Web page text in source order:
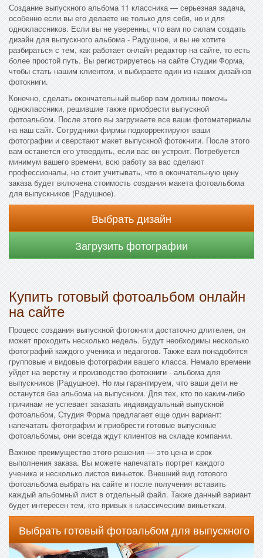
Создание выпускного альбома 11 классника — серьезная задача,
особенно если вы его делаете не только для себя, но и для
одноклассников. Если вы не уверенны, что вам по силам создать
дизайн для выпускного альбома - Радушное, и вы не хотите
разбираться с тем, как работает онлайн редактор на сайте, то есть
более простой путь. Вы регистрируетесь на сайте Студии Форма,
чтобы стать нашим клиентом, и выбираете один из наших дизайнов
фотокниги.
Конечно, сделать окончательный выбор вам должны помочь
одноклассники, решившие также приобрести выпускной
фотоальбом. После этого вы загружаете все ваши фотоматериалы
на наш сайт. Сотрудники фирмы подкорректируют ваши
фотографии и сверстают макет выпускной фотокниги. После этого
вам останется его утвердить, если вас он устроит. Потребуется
минимум вашего времени, всю работу за вас сделают
профессионалы, но стоит учитывать, что в окончательную цену
заказа будет включена стоимость создания макета фотоальбома
для выпускников (Радушное).
Выбрать дизайн
Загрузить фотографии
Купить готовый фотоальбом онлайн
на сайте
Процесс создания выпускной фотокниги достаточно длителен, он
может проходить несколько недель. Будут необходимы несколько
фотографий каждого ученика и педагогов. Также вам понадобятся
групповые и видовые фотографии вашего класса. Немало времени
уйдет на верстку и производство фотокниги - альбома для
выпускников (Радушное). Но мы гарантируем, что ваши дети не
останутся без альбома на выпускном. Для тех, кто по каким-либо
причинам не успевает заказать индивидуальный выпускной
фотоальбом, Студия Форма предлагает еще один вариант:
напечатать фотографии и приобрести готовые выпускные
фотоальбомы, они всегда ждут клиентов на складе компании.
Важное преимущество этого решения — это цена и срок
выполнения заказа. Вы можете напечатать портрет каждого
ученика и несколько листов виньеток. Внешний вид готового
фотоальбома выбрать на сайте и после получения вставить
каждый альбомный лист в отдельный файл. Также данный вариант
будет интересен тем, кто привык к классическим виньеткам.
Выбрать готовый фотоальбом для выпускного